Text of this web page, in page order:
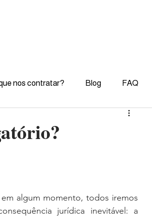
nos contratar? Blog FAQ
algum momento, todos iremos
jurídica inevitável: a